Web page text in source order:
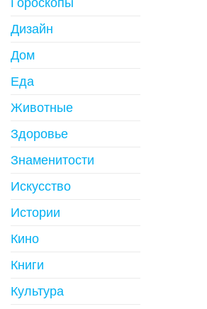
Дизайн
Дом
Еда
Животные
Здоровье
Знаменитости
Искусство
Истории
Кино
Книги
Культура